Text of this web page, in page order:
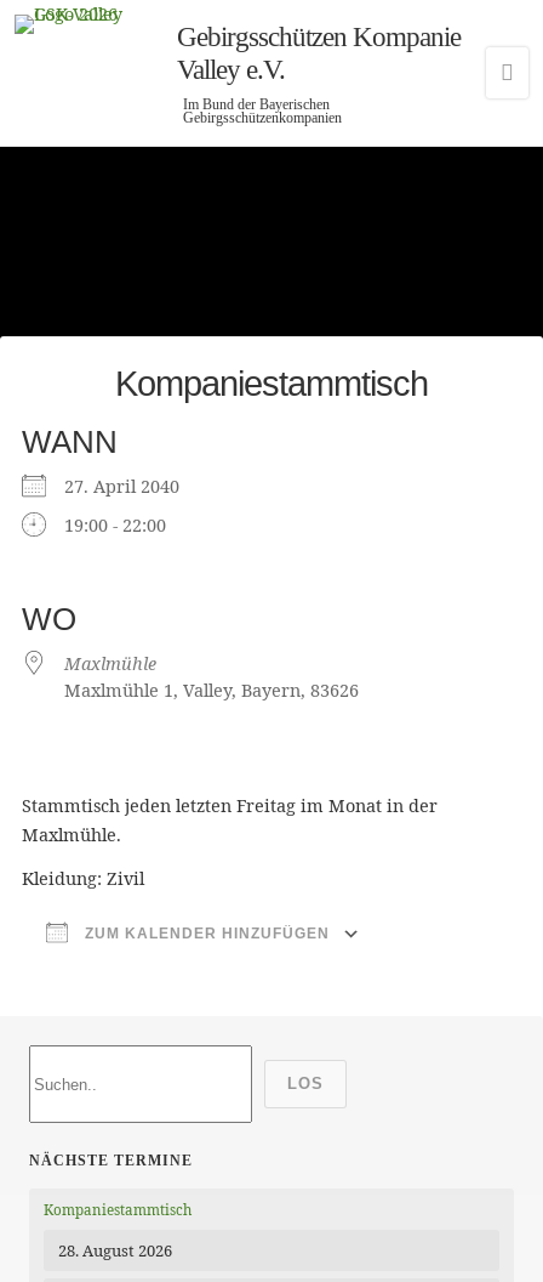
Gebirgsschützen Kompanie
Valley e.V.
Im Bund der Bayerischen
Gebirgsschützenkompanien
Kompaniestammtisch
WANN
27. April 2040
19:00 - 22:00
WO
Maxlmühle
Maxlmühle 1, Valley, Bayern, 83626
Stammtisch jeden letzten Freitag im Monat in der
Maxlmühle.
Kleidung: Zivil
ZUM KALENDER HINZUFÜGEN
LOS
NÄCHSTE TERMINE
Kompaniestammtisch
28. August 2026